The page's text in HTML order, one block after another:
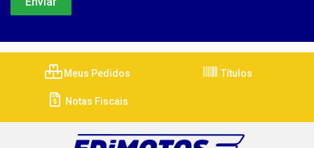
Meus Pedidos Títulos
Notas Fiscais